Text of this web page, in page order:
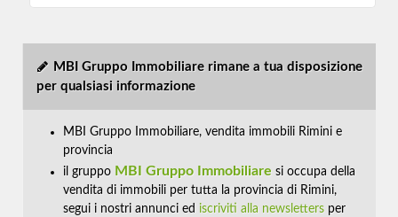
MBI Gruppo Immobiliare rimane a tua disposizione
per qualsiasi informazione
MBI Gruppo Immobiliare, vendita immobili Rimini e
provincia
il gruppo MBI Gruppo Immobiliare si occupa della
vendita di immobili per tutta la provincia di Rimini,
segui i nostri annunci ed iscriviti alla newsletters per